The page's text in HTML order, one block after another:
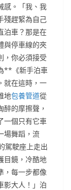
感。「我、我
殘趕緊為自己
泊車？那是在
與停車線的夾
你必須接受
**《新手泊車
就在這時，一
地包養管道從
的摩擦聲，
一個只有它車
場舞蹈，流
駕駛座上走出
目鏡，冷酷地
，每一步都像
影大人！」泊